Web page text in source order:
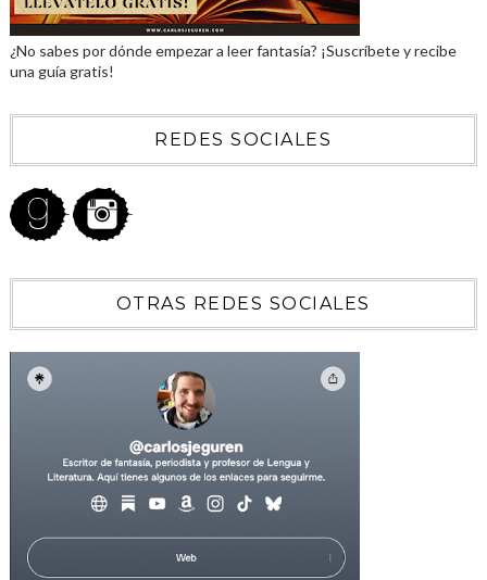
¿No sabes por dónde empezar a leer fantasía? ¡Suscríbete y recibe
una guía gratis!
REDES SOCIALES
OTRAS REDES SOCIALES